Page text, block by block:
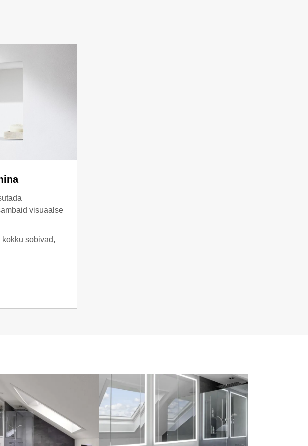
meetrit. Kui pea kohal on piisavalt ruumi, saate ka seistes mugavalt pead
laeni vähemalt 180 sentimeetrit. Kaldlagedega vannitubades on nutikas
ruumi integreerida.
keskele. Kipsplaadi lisamisega saab duši isegi täielikult ruumi tuua.
visuaalse
kokku sobivad,